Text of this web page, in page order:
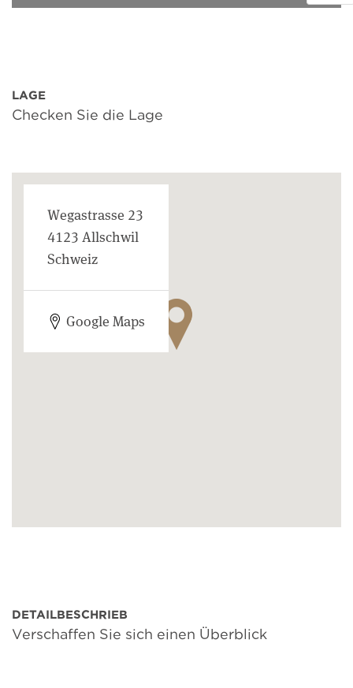
LAGE
Checken Sie die Lage
Wegastrasse 23
4123 Allschwil
Schweiz
Google Maps
DETAILBESCHRIEB
Verschaffen Sie sich einen Überblick